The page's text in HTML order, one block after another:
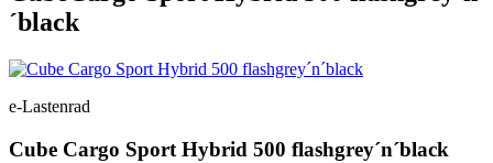
´black
e-Lastenrad
Cube Cargo Sport Hybrid 500 flashgrey´n´black